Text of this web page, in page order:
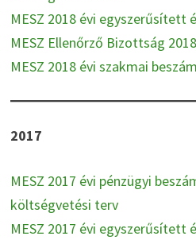
MESZ 2018 évi egyszerűsített
MESZ Ellenőrző Bizottság
MESZ 2018 évi szakmai
2017
MESZ 2017 évi pénzügyi
költségvetési terv
MESZ 2017 évi egyszerűsített